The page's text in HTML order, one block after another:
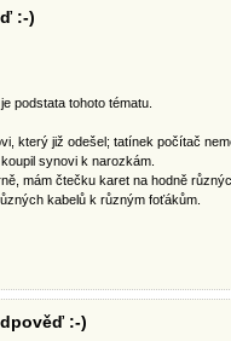
:-)
podstata tohoto tématu.
který již odešel; tatínek počítač
synovi k narozkám.
mám čtečku karet na hodně
kabelů k různým foťákům.
:-)